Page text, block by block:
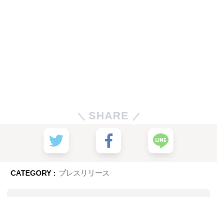
SHARE
CATEGORY : プレスリリース